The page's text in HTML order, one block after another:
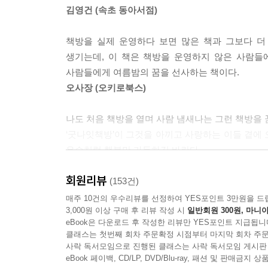
김영건 (속초 동아서점)
책방을 실제 운영하다 보면 많은 책과 그보다
생기는데, 이 책은 책방을 운영하지 않은 사람
사람들에게 여름밤의 꿈을 선사하는 책이다.
오사장 (오키로북스)
나도 처음 책방을 열며 사람 냄새나는 그런 책방을
윤슬처럼 행복만 가득하길 바란다.
회원리뷰 (153건)
매주 10건의 우수리뷰를 선정하여 YES포인트 3만원을 드
3,000원 이상 구매 후 리뷰 작성 시 일반회원 300원, 마니
eBook은 다운로드 후 작성한 리뷰만 YES포인트 지급됩니
클래스는 첫번째 회차 주문확정 시점부터 마지막 회차 주
사락 독서모임으로 진행된 클래스는 사락 독서모임 게시
eBook 페이백, CD/LP, DVD/Blu-ray, 패션 및 판매금지 상